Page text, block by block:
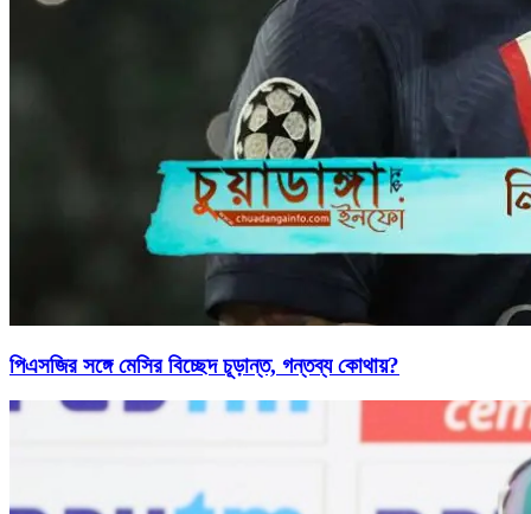
পিএসজির সঙ্গে মেসির বিচ্ছেদ চূড়ান্ত, গন্তব্য কোথায়?